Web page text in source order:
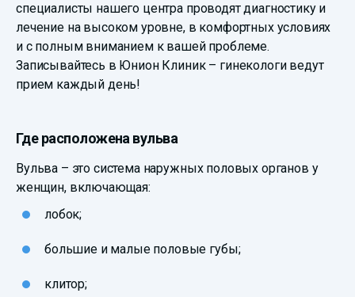
специалисты нашего центра проводят диагностику и
лечение на высоком уровне, в комфортных условиях
и с полным вниманием к вашей проблеме.
Записывайтесь в Юнион Клиник – гинекологи ведут
прием каждый день!
Где расположена вульва
Вульва – это система наружных половых органов у
женщин, включающая:
лобок;
большие и малые половые губы;
клитор;